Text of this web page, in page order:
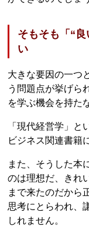
そもそも「“
い
大きな要因の一つ
う問題点が挙げら
を学ぶ機会を持た
「現代経営学」
ビジネス関連書籍
また、そうした本
のは理想だ、きれ
まで来たのだから
思考にとらわれ、
しれません。